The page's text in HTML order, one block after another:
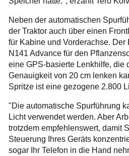
Neben der automatischen
der Traktor auch über einen
für Kabine und Vorderachse. Der
N141 Advance für den
eine GPS-basierte Lenkhilfe, die
Genauigkeit von 20 cm lenken
Spritze ist eine gezogene 2.800
"Die automatische Spurführung
Licht verwendet werden. Aber
trotzdem empfehlenswert, damit
Steuerung Ihres Geräts
sogar Ihr Telefon in die Hand